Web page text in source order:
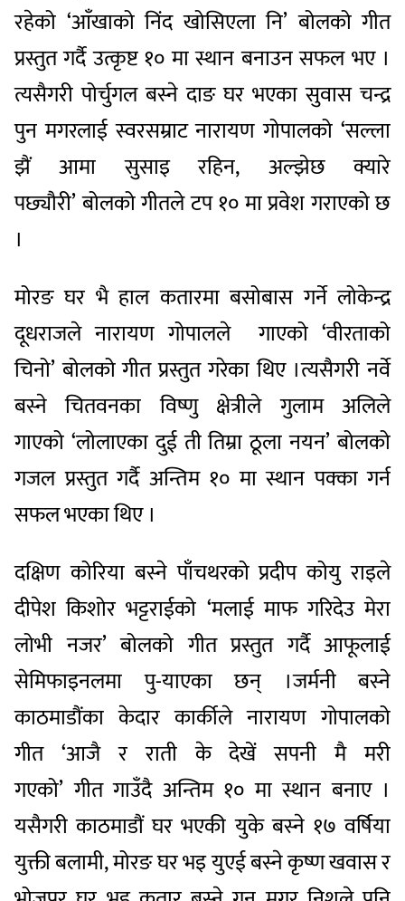
रहेको ‘आँखाको निंद खोसिएला नि’ बोलको गीत
प्रस्तुत गर्दै उत्कृष्ट १० मा स्थान बनाउन सफल भए ।
त्यसैगरी पोर्चुगल बस्ने दाङ घर भएका सुवास चन्द्र
पुन मगरलाई स्वरसम्राट नारायण गोपालको ‘सल्ला
झैं आमा सुसाइ रहिन, अल्झेछ क्यारे
पछ्यौरी’ बोलको गीतले टप १० मा प्रवेश गराएको छ
।
मोरङ घर भै हाल कतारमा बसोबास गर्ने लोकेन्द्र
दूधराजले नारायण गोपालले गाएको ‘वीरताको
चिनो’ बोलको गीत प्रस्तुत गरेका थिए ।त्यसैगरी नर्वे
बस्ने चितवनका विष्णु क्षेत्रीले गुलाम अलिले
गाएको ‘लोलाएका दुई ती तिम्रा ठूला नयन’ बोलको
गजल प्रस्तुत गर्दै अन्तिम १० मा स्थान पक्का गर्न
सफल भएका थिए ।
दक्षिण कोरिया बस्ने पाँचथरको प्रदीप कोयु राइले
दीपेश किशोर भट्टराईको ‘मलाई माफ गरिदेउ मेरा
लोभी नजर’ बोलको गीत प्रस्तुत गर्दै आफूलाई
सेमिफाइनलमा पु-याएका छन् ।जर्मनी बस्ने
काठमाडौंका केदार कार्कीले नारायण गोपालको
गीत ‘आजै र राती के देखें सपनी मै मरी
गएको’ गीत गाउँदै अन्तिम १० मा स्थान बनाए ।
यसैगरी काठमाडौं घर भएकी युके बस्ने १७ वर्षिया
युक्ती बलामी, मोरङ घर भइ युएई बस्ने कृष्ण खवास र